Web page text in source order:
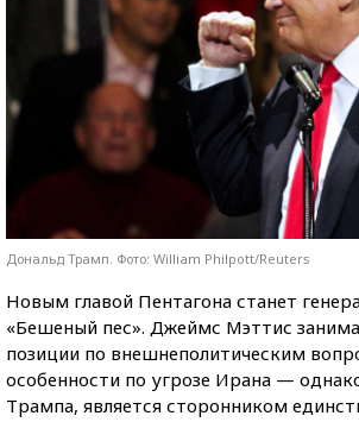
Дональд Трамп. Фото: William Philpott/Reuters
Новым главой Пентагона станет
«Бешеный пес». Джеймс Мэттис
позиции по внешнеполитическим
особенности по угрозе Ирана —
Трампа, является сторонником